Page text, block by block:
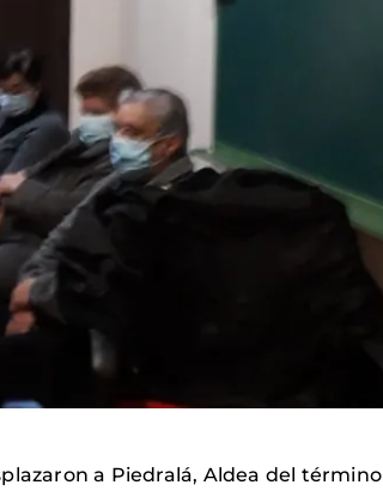
a Piedralá, Aldea del término